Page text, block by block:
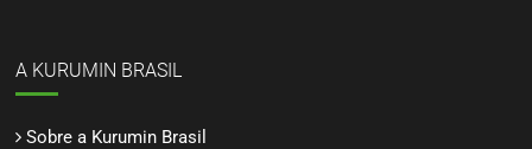
A KURUMIN BRASIL
Sobre a Kurumin Brasil